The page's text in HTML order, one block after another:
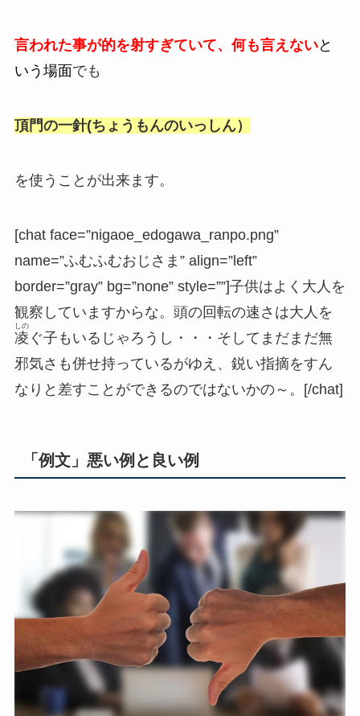
言われた事が的を射すぎていて、何も言えないと
いう場面でも
頂門の一針(ちょうもんのいっしん）
を使うことが出来ます。
[chat face=”nigaoe_edogawa_ranpo.png”
name=”ふむふむおじさま” align=”left”
border=”gray” bg=”none” style=””]子供はよく大人を
観察していますからな。頭の回転の速さは大人を
凌
しの
ぐ子もいるじゃろうし・・・そしてまだまだ無
邪気さも併せ持っているがゆえ、鋭い指摘をすん
なりと差すことができるのではないかの～。[/chat]
「例文」悪い例と良い例